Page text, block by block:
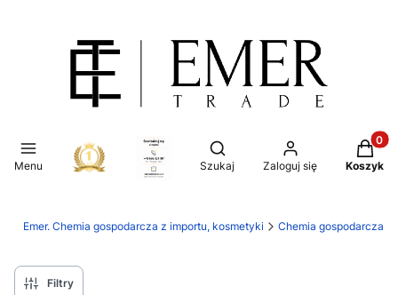
Menu
Otwórz wyszukiwarkę
Szukaj Zaloguj się Koszyk
Emer. Chemia gospodarcza z importu, kosmetyki Chemia gospodarcza
Filtry